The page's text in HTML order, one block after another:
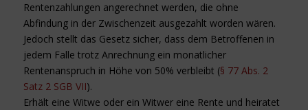
Rentenzahlungen angerechnet werden, die ohne
Abfindung in der Zwischenzeit ausgezahlt worden wären.
Jedoch stellt das Gesetz sicher, dass dem Betroffenen in
jedem Falle trotz Anrechnung ein monatlicher
Rentenanspruch in Höhe von 50% verbleibt (§ 77 Abs. 2
Satz 2 SGB VII).
Erhält eine Witwe oder ein Witwer eine Rente und heiratet